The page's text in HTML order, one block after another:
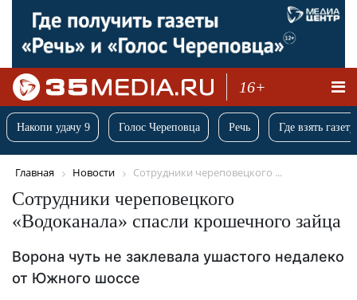
16+
Накопи удачу 9 Голос Череповца Речь Где взять
Главная Новости Сотрудники череповецкого ...
Сотрудники череповецкого
«Водоканала» спасли крошечного зайца
Ворона чуть не заклевала ушастого недалеко
от Южного шоссе